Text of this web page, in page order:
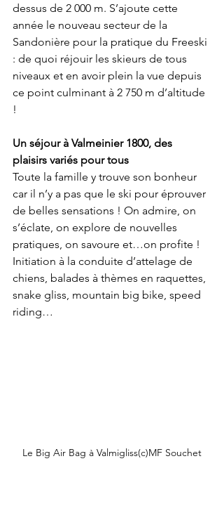
dessus de 2 000 m. S’ajoute cette
année le nouveau secteur de la
Sandonière pour la pratique du Freeski
: de quoi réjouir les skieurs de tous
niveaux et en avoir plein la vue depuis
ce point culminant à 2 750 m d’altitude
!
Un séjour à Valmeinier 1800, des
plaisirs variés pour tous
Toute la famille y trouve son bonheur
car il n’y a pas que le ski pour éprouver
de belles sensations ! On admire, on
s’éclate, on explore de nouvelles
pratiques, on savoure et…on profite !
Initiation à la conduite d’attelage de
chiens, balades à thèmes en raquettes,
snake gliss, mountain big bike, speed
riding…
Le Big Air Bag à Valmigliss(c)MF Souchet